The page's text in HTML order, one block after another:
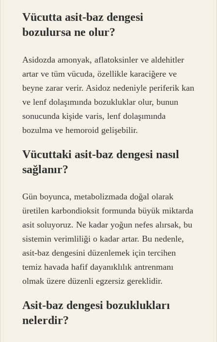
Vücutta asit-baz dengesi
bozulursa ne olur?
Asidozda amonyak, aflatoksinler ve aldehitler
artar ve tüm vücuda, özellikle karaciğere ve
beyne zarar verir. Asidoz nedeniyle periferik kan
ve lenf dolaşımında bozukluklar olur, bunun
sonucunda kişide varis, lenf dolaşımında
bozulma ve hemoroid gelişebilir.
Vücuttaki asit-baz dengesi nasıl
sağlanır?
Gün boyunca, metabolizmada doğal olarak
üretilen karbondioksit formunda büyük miktarda
asit soluyoruz. Ne kadar yoğun nefes alırsak, bu
sistemin verimliliği o kadar artar. Bu nedenle,
asit-baz dengesini düzenlemek için tercihen
temiz havada hafif dayanıklılık antrenmanı
olmak üzere düzenli egzersiz gereklidir.
Asit-baz dengesi bozuklukları
nelerdir?